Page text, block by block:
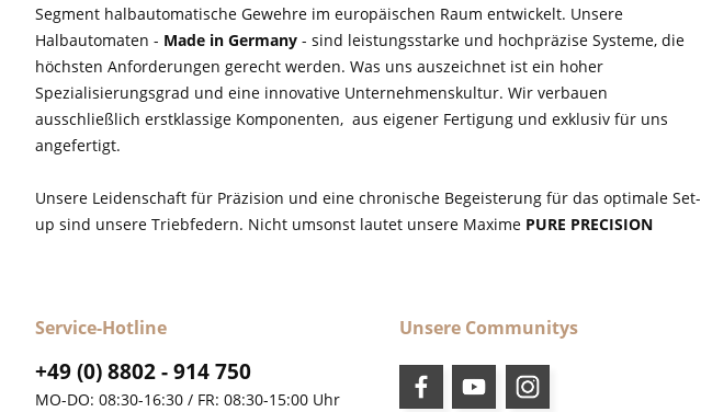
Segment halbautomatische Gewehre im europäischen Raum entwickelt. Unsere
Halbautomaten - Made in Germany - sind leistungsstarke und hochpräzise Systeme, die
höchsten Anforderungen gerecht werden. Was uns auszeichnet ist ein hoher
Spezialisierungsgrad und eine innovative Unternehmenskultur. Wir verbauen
ausschließlich erstklassige Komponenten, aus eigener Fertigung und exklusiv für uns
angefertigt.
Unsere Leidenschaft für Präzision und eine chronische Begeisterung für das optimale Set-
up sind unsere Triebfedern. Nicht umsonst lautet unsere Maxime PURE PRECISION
Service-Hotline
+49 (0) 8802 - 914 750
MO-DO: 08:30-16:30 / FR: 08:30-15:00 Uhr
Unsere Communitys